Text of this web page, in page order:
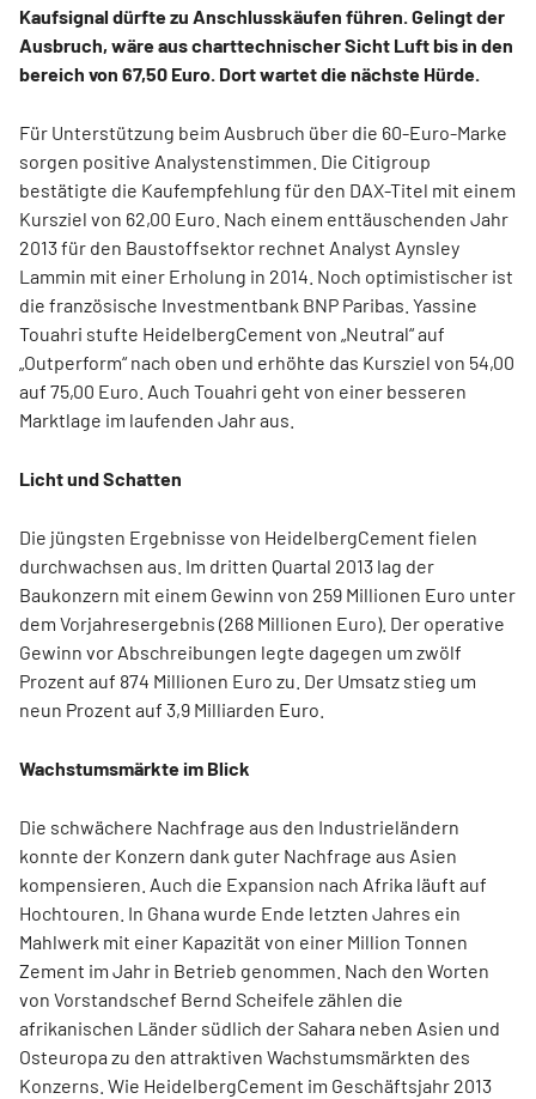
Kaufsignal dürfte zu Anschlusskäufen führen. Gelingt der
Ausbruch, wäre aus charttechnischer Sicht Luft bis in den
bereich von 67,50 Euro. Dort wartet die nächste Hürde.
Für Unterstützung beim Ausbruch über die 60-Euro-Marke
sorgen positive Analystenstimmen. Die Citigroup
bestätigte die Kaufempfehlung für den DAX-Titel mit einem
Kursziel von 62,00 Euro. Nach einem enttäuschenden Jahr
2013 für den Baustoffsektor rechnet Analyst Aynsley
Lammin mit einer Erholung in 2014. Noch optimistischer ist
die französische Investmentbank BNP Paribas. Yassine
Touahri stufte HeidelbergCement von „Neutral“ auf
„Outperform“ nach oben und erhöhte das Kursziel von 54,00
auf 75,00 Euro. Auch Touahri geht von einer besseren
Marktlage im laufenden Jahr aus.
Licht und Schatten
Die jüngsten Ergebnisse von HeidelbergCement fielen
durchwachsen aus. Im dritten Quartal 2013 lag der
Baukonzern mit einem Gewinn von 259 Millionen Euro unter
dem Vorjahresergebnis (268 Millionen Euro). Der operative
Gewinn vor Abschreibungen legte dagegen um zwölf
Prozent auf 874 Millionen Euro zu. Der Umsatz stieg um
neun Prozent auf 3,9 Milliarden Euro.
Wachstumsmärkte im Blick
Die schwächere Nachfrage aus den Industrieländern
konnte der Konzern dank guter Nachfrage aus Asien
kompensieren. Auch die Expansion nach Afrika läuft auf
Hochtouren. In Ghana wurde Ende letzten Jahres ein
Mahlwerk mit einer Kapazität von einer Million Tonnen
Zement im Jahr in Betrieb genommen. Nach den Worten
von Vorstandschef Bernd Scheifele zählen die
afrikanischen Länder südlich der Sahara neben Asien und
Osteuropa zu den attraktiven Wachstumsmärkten des
Konzerns. Wie HeidelbergCement im Geschäftsjahr 2013